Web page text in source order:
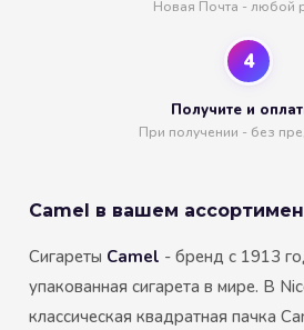
Новая Почта - любой
4
Получите и
При получении - без
Camel в вашем
Сигареты Camel - бренд с 1913
упакованная сигарета в мире. В
классическая квадратная пачка